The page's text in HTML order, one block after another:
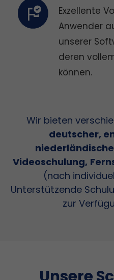
Exzellente
Anwender
unserer
deren
können.
Wir bieten
deutscher,
Videoschulung,
(nach
Unterstützende
zur